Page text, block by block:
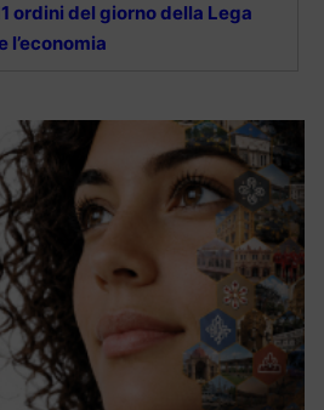
ordini del giorno della Lega
l’economia